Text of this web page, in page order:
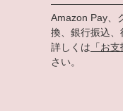
Amazon Pay、
換、銀行振込、
詳しくは 「お
さい。